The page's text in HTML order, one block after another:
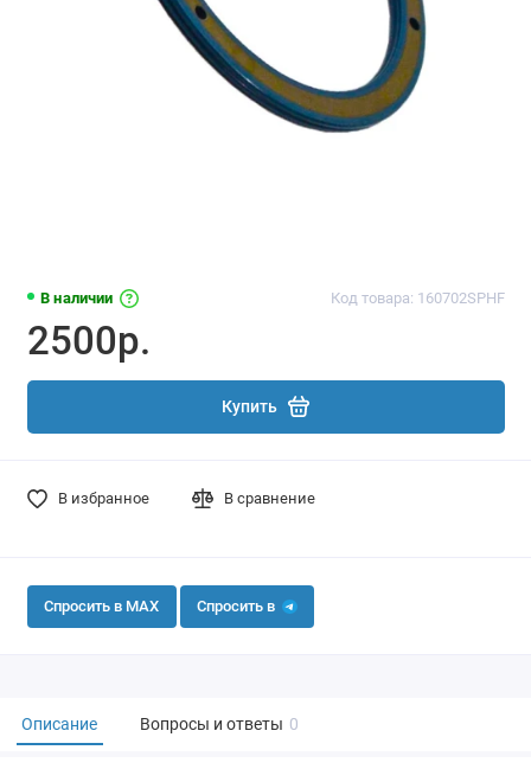
В наличии Код товара: 160702SPHF
2500р.
Купить
В избранное В сравнение
Спросить в MAX Спросить в
Описание Вопросы и ответы 0